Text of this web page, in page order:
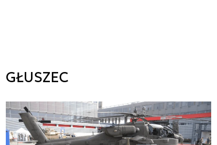
GŁUSZEC